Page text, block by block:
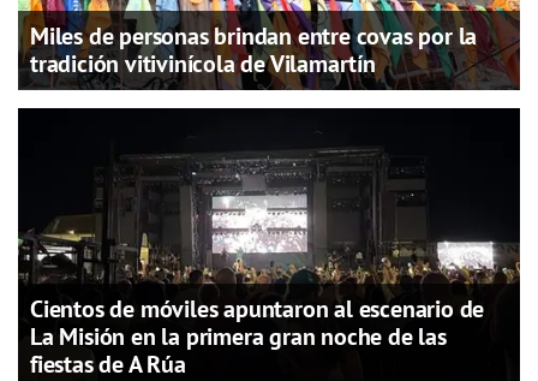
Miles de personas brindan entre covas por la
tradición vitivinícola de Vilamartín
Cientos de móviles apuntaron al escenario de
La Misión en la primera gran noche de las
fiestas de A Rúa